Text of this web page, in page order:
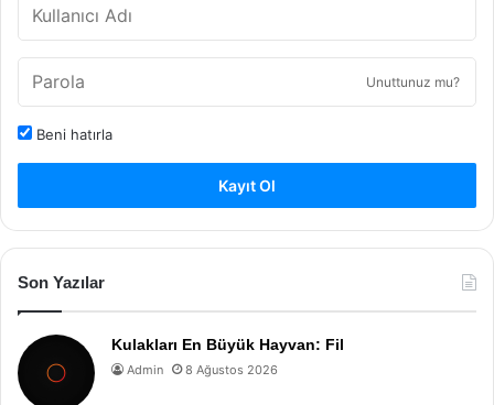
Unuttunuz mu?
Beni hatırla
Kayıt Ol
Son Yazılar
Kulakları En Büyük Hayvan: Fil
Admin 8 Ağustos 2026